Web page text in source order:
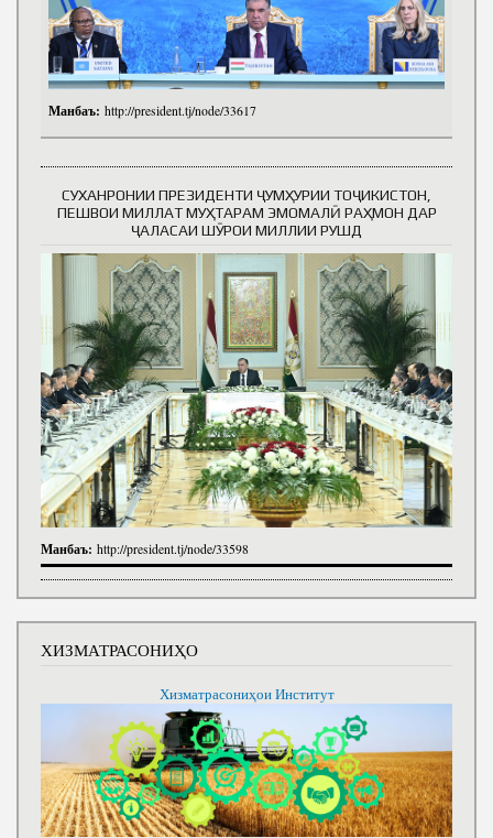
Манбаъ: http://president.tj/node/33617
СУХАНРОНИИ ПРЕЗИДЕНТИ ҶУМҲУРИИ ТОҶИКИСТОН,
ПЕШВОИ МИЛЛАТ МУҲТАРАМ ЭМОМАЛӢ РАҲМОН ДАР
ҶАЛАСАИ ШӮРОИ МИЛЛИИ РУШД
Манбаъ: http://president.tj/node/33598
ХИЗМАТРАСОНИҲО
Хизматрасониҳои Институт